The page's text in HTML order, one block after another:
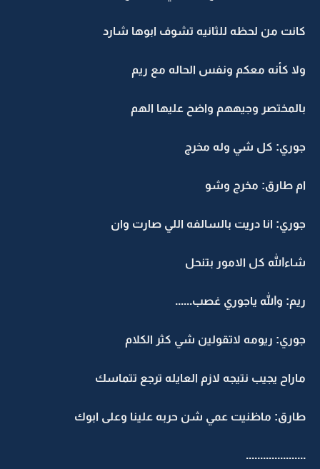
كانت من لحظه للثانيه تشوف ابوها شارد
ولا كأنه معكم ونفس الحاله مع ريم
بالمختصر وجيههم واضح عليها الهم
جوري: كل شي وله مخرج
ام طارق: مخرج وشو
جوري: انا دريت بالسالفه اللي صارت وان
شاءالله كل الامور بتنحل
ريم: والله ياجوري غصب......
جوري: ريومه لاتقولين شي كثر الكلام
ماراح يجيب نتيجه لازم العايله ترجع تتماسك
طارق: ماظنيت عمي شن حربه علينا وعلى ابوك
.....................